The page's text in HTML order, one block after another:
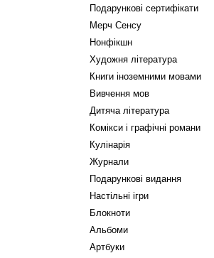
Подарункові сертифікати
Мерч Сенсу
Нонфікшн
Художня література
Книги іноземними мовами
Вивчення мов
Дитяча література
Комікси і графічні романи
Кулінарія
Журнали
Подарункові видання
Настільні ігри
Блокноти
Альбоми
Артбуки